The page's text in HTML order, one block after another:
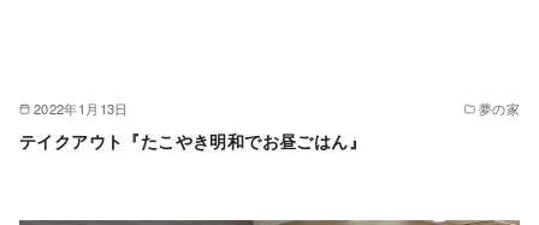
2022年1月13日 夢の家
テイクアウト『たこやき明和でお昼ごはん』